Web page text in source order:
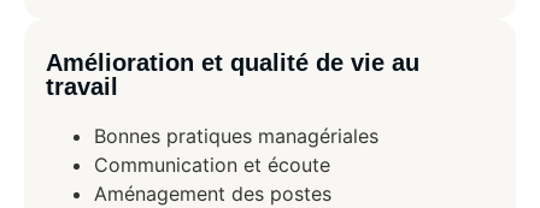
Amélioration et qualité de vie au
travail
Bonnes pratiques managériales
Communication et écoute
Aménagement des postes